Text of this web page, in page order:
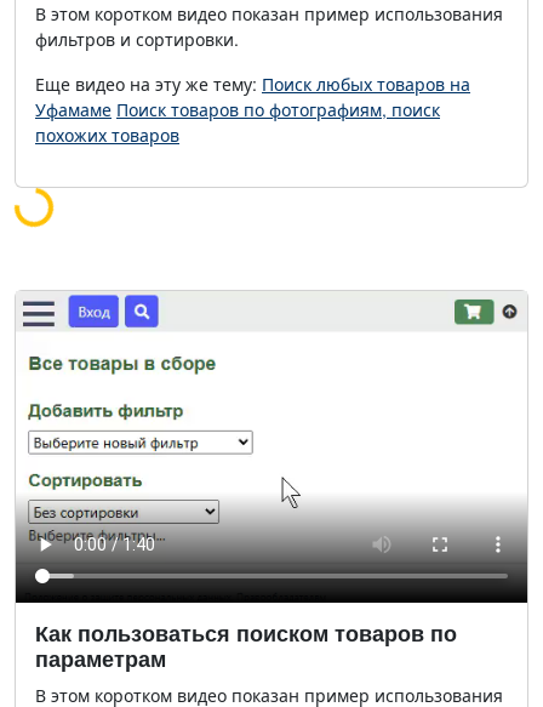
В этом коротком видео показан пример использования
фильтров и сортировки.
Еще видео на эту же тему: Поиск любых товаров на
Уфамаме Поиск товаров по фотографиям, поиск
похожих товаров
Загрузка...
Как пользоваться поиском товаров по
параметрам
В этом коротком видео показан пример использования